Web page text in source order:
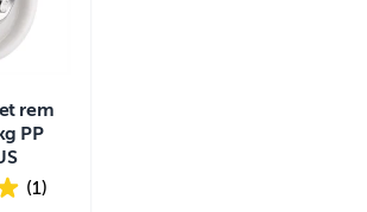
rem
PP
(1)